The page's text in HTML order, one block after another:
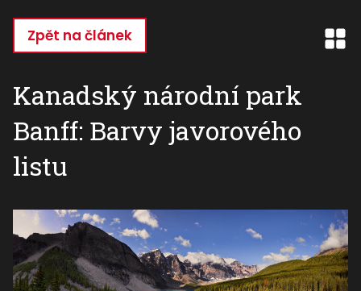
hlavnímu
Zpět na článek
Kanadský národní park
Banff: Barvy javorového
listu